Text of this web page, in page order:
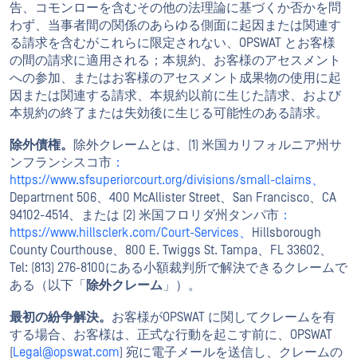
告、コモンローを含むその他の法理論に基づくか否かを問
わず、当事者間の関係のあらゆる側面に起因または関連す
る請求を含むがこれらに限定されない、OPSWAT とお客様
の間の請求に適用される；本規約、お客様のアセスメント
への参加、またはお客様のアセスメント成果物の使用に起
因または関連する請求、本規約以前に生じた請求、および
本規約の終了または失効後に生じる可能性のある請求。
除外債権。
除外クレームとは、(1) 米国カリフォルニア州サ
ンフランシスコ市 ：
https://www.sfsuperiorcourt.org/divisions/small-claims、
Department 506、400 McAllister Street、San Francisco、CA
94102-4514、または (2) 米国フロリダ州タンパ市 ：
https://www.hillsclerk.com/Court-Services、
Hillsborough
County Courthouse、800 E. Twiggs St. Tampa、FL 33602、
Tel: (813) 276-8100にある小額裁判所で解決できるクレームで
ある（以下「 除外クレーム 」）。
最初の紛争解決。 お客様がOPSWAT に関してクレームを有
する場合、お客様は、正式な行動を起こす前に、OPSWAT
(Legal@opswat.com) 宛に電子メールを送信し、クレームの